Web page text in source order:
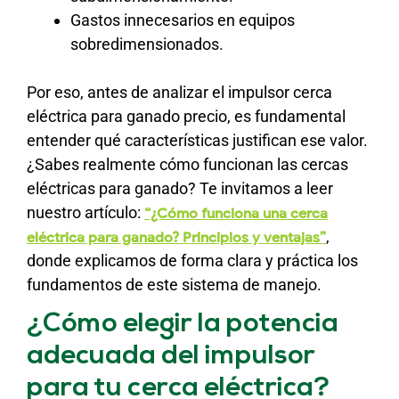
Gastos innecesarios en equipos
sobredimensionados.
Por eso, antes de analizar el impulsor cerca
eléctrica para ganado precio, es fundamental
entender qué características justifican ese valor.
¿Sabes realmente cómo funcionan las cercas
eléctricas para ganado? Te invitamos a leer
nuestro artículo: “¿Cómo funciona una cerca
eléctrica para ganado? Principios y ventajas”,
donde explicamos de forma clara y práctica los
fundamentos de este sistema de manejo.
¿Cómo elegir la potencia
adecuada del impulsor
para tu cerca eléctrica?